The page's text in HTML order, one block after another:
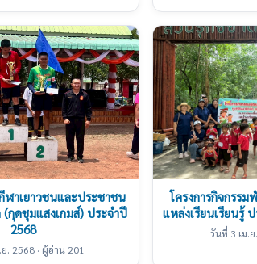
ฬาเยาวชนและประชาชน
กุดชุมแสงเกมส์) ประจำปี
2568
. 2568 · ผู้อ่าน 201
โครงการกิจกรร
แหล่งเรียนเรียนรู้
วันที่ 3 เม.